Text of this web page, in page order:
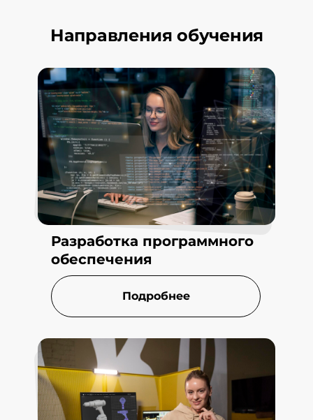
Направления обучения
Разработка программного
обеспечения
Подробнее